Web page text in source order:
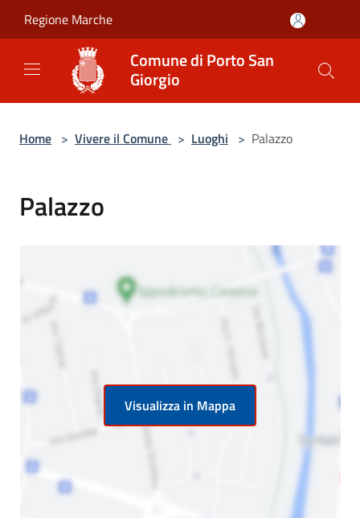
Regione Marche
Comune di Porto San
Giorgio
Home > Vivere il Comune > Luoghi > Palazzo
Palazzo
Visualizza in Mappa